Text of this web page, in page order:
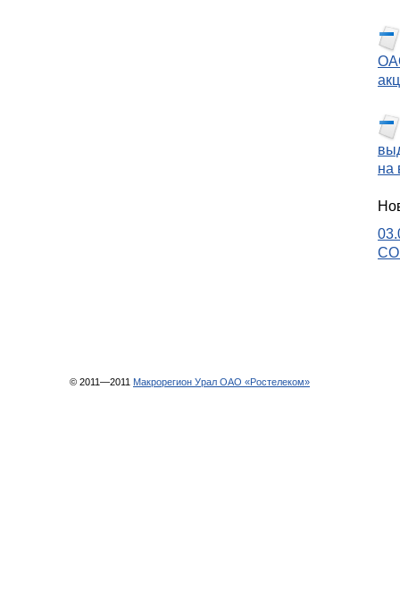
на
© 2011—2011 Макрорегион Урал ОАО «Ростелеком»